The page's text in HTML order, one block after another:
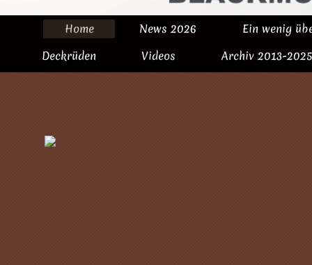
Home News 2026
Ein wenig
Deckrüden
Videos Archiv 2013-2025